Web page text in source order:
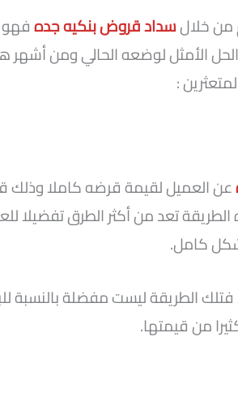
من خلالسداد قروض بنكيه جدهفهو
الحل الأمثل لوضعه الحالي ومن
:
عن العميل لقيمة قرضه كاملا وذلك
تعد من أكثر الطرق تفضيلا
كامل.
الطريقة ليست مفضلة بالنسبة
من قيمتها.